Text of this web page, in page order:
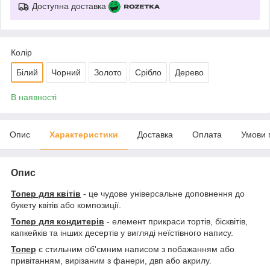
Доступна доставка
Колір
Білий Чорний Золото Срібло Дерево
В наявності
Опис Характеристики Доставка Оплата Умови
Опис
Топер для квітів - це чудове універсальне доповнення до
букету квітів або композиції.
Топер для кондитерів - елемент прикраси тортів, бісквітів,
капкейків та інших десертів у вигляді неїстівного напису.
Топер є стильним об'ємним написом з побажанням або
привітанням, вирізаним з фанери, двп або акрилу.